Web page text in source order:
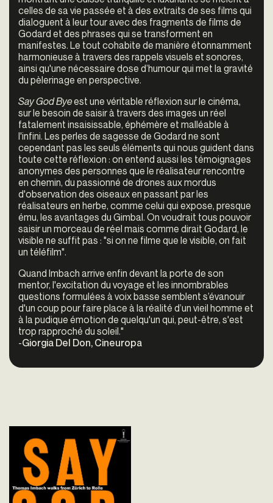
celles de sa vie passée et à des extraits de ses films qui
dialoguent à leur tour avec des fragments de films de
Godard et des phrases qui se transforment en
manifestes. Le tout cohabite de manière étonnamment
harmonieuse à travers des rappels visuels et sonores,
ainsi qu'une nécessaire dose d’humour qui met la gravité
du pèlerinage en perspective.
Say God Byeest une véritable réflexion sur le cinéma,
sur le besoin de saisir à travers des images un réel
fatalement insaisissable, éphémère et malléable à
l'infini. Les perles de sagesse de Godard ne sont
cependant pas les seuls éléments qui nous guident dans
toute cette réflexion : on entend aussi les témoignages
anonymes des personnes que le réalisateur rencontre
en chemin, du passionné de drones aux mordus
d'observation des oiseaux en passant par les
réalisateurs en herbe, comme celui qui expose, presque
ému, les avantages du Gimbal. On voudrait tous pouvoir
saisir un morceau de réel mais comme dirait Godard, le
visible ne suffit pas : "si on ne filme que le visible, on fait
un téléfilm".
Quand Imbach arrive enfin devant la porte de son
mentor, l'excitation du voyage et les innombrables
questions formulées à voix basse semblent s’évanouir
d'un coup pour faire place à la réalité d’un vieil homme et
à la pudique émotion de quelqu'un qui, peut-être, s'est
trop rapproché du soleil."
-Giorgia Del Don, Cineuropa